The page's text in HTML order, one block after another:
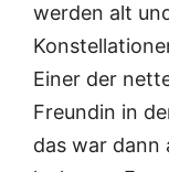
werden alt
Einer der
Freundin in
das war dann